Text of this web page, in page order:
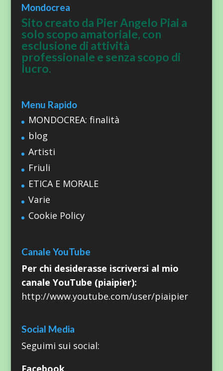
Mondocrea
Sito creato da Pier Angelo Piai a
solo scopo amatoriale, con
esclusione di attività
professionale e senza scopo di
lucro.
Menu Rapido
MONDOCREA: finalità
blog
Artisti
Friuli
ETICA E MORALE
Varie
Cookie Policy
Canale YouTube
Per chi desiderasse iscriversi al mio
canale YouTube (piaipier):
http://www.youtube.com/user/piaipier
Social Media
Seguimi sui social:
Facebook